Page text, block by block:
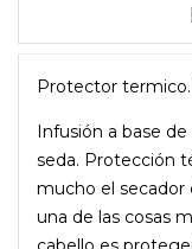
Protector termico.
Infusión a base
seda. Protección
mucho el secador
una de las cosas